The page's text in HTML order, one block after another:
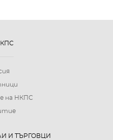
на НКПС
И ТЪРГОВЦИ